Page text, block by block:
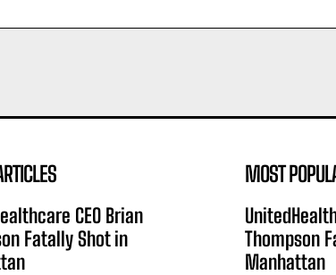
CEO Brian
Fatally Shot in
MOST
Thompson
Manhattan